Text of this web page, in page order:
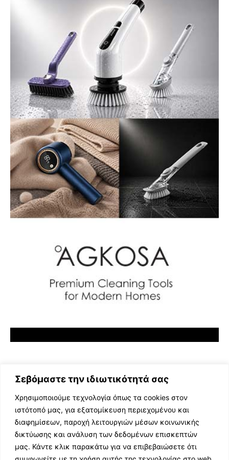
Σεβόμαστε την ιδιωτικότητά σας
Χρησιμοποιούμε τεχνολογία όπως τα cookies στον
ιστότοπό μας, για εξατομίκευση περιεχομένου και
διαφημίσεων, παροχή λειτουργιών μέσων κοινωνικής
δικτύωσης και ανάλυση των δεδομένων επισκεπτών
μας. Κάντε κλικ παρακάτω για να επιβεβαιώσετε ότι
ΕΛΛΗΝΙΚΗ ΜΟΥΣΙΚΗ
TV SHOWS
EVENTS